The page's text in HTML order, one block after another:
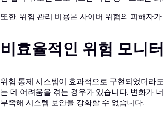
또한, 위험 관리 비용은 사이버 위협의 피해자
비효율적인 위험 모니
위험 통제 시스템이 효과적으로 구현되었더라
는 데 어려움을 겪는 경우가 있습니다. 변화가
부족해 시스템 보안을 강화할 수 없습니다.